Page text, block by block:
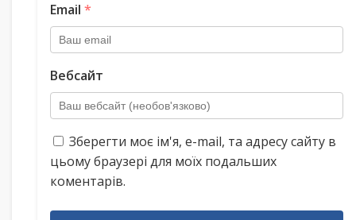
Email *
Вебсайт
Зберегти моє ім'я, e-mail, та адресу сайту в
цьому браузері для моїх подальших
коментарів.